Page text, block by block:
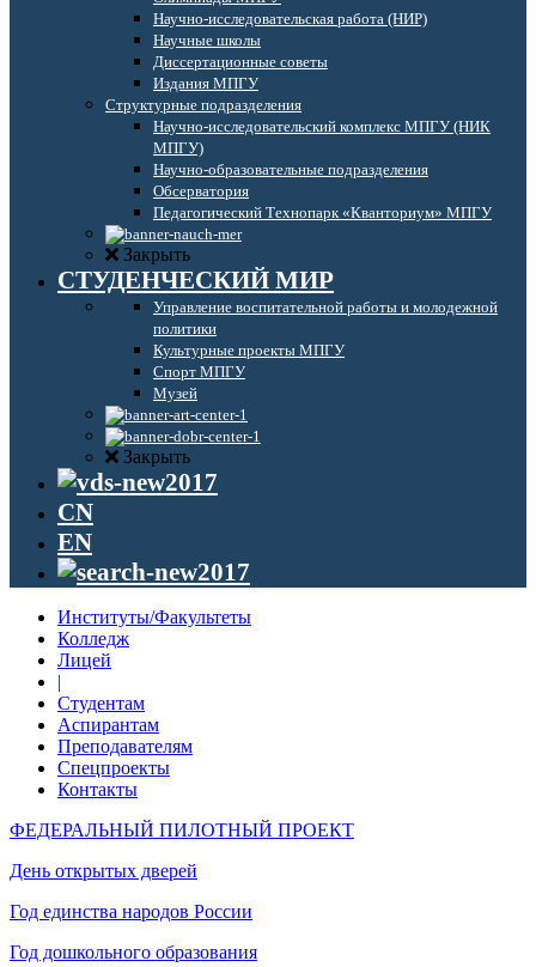
Научно-исследовательская работа (НИР)
Научные школы
Диссертационные советы
Издания МПГУ
Структурные подразделения
Научно-исследовательский комплекс МПГУ (НИК
МПГУ)
Научно-образовательные подразделения
Обсерватория
Педагогический Технопарк «Кванториум» МПГУ
Закрыть
СТУДЕНЧЕСКИЙ МИР
Управление воспитательной работы и молодежной
политики
Культурные проекты МПГУ
Спорт МПГУ
Музей
Закрыть
CN
EN
Институты/Факультеты
Колледж
Лицей
|
Студентам
Аспирантам
Преподавателям
Спецпроекты
Контакты
ФЕДЕРАЛЬНЫЙ ПИЛОТНЫЙ ПРОЕКТ
День открытых дверей
Год единства народов России
Год дошкольного образования